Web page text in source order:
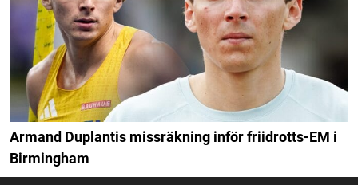
Armand Duplantis missräkning inför friidrotts-EM i
Birmingham